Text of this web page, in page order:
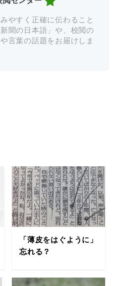
やすく正確に伝わること
聞の日本語」や、校閲の
言葉の話題をお届けしま
「薄皮をはぐように」
忘れる？